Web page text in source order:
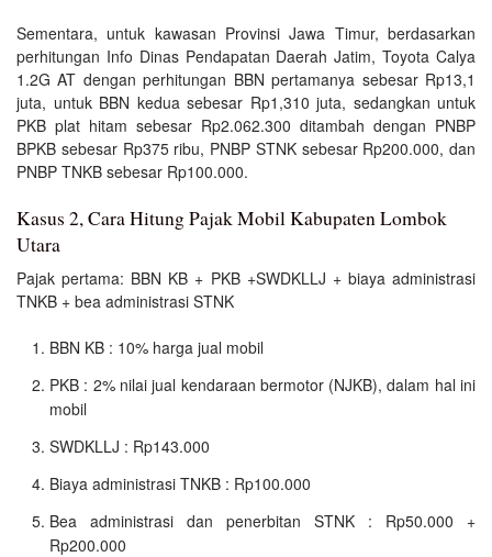
Sementara, untuk kawasan Provinsi Jawa Timur, berdasarkan
perhitungan Info Dinas Pendapatan Daerah Jatim, Toyota Calya
1.2G AT dengan perhitungan BBN pertamanya sebesar Rp13,1
juta, untuk BBN kedua sebesar Rp1,310 juta, sedangkan untuk
PKB plat hitam sebesar Rp2.062.300 ditambah dengan PNBP
BPKB sebesar Rp375 ribu, PNBP STNK sebesar Rp200.000, dan
PNBP TNKB sebesar Rp100.000.
Kasus 2, Cara Hitung Pajak Mobil Kabupaten Lombok
Utara
Pajak pertama: BBN KB + PKB +SWDKLLJ + biaya administrasi
TNKB + bea administrasi STNK
BBN KB : 10% harga jual mobil
PKB : 2% nilai jual kendaraan bermotor (NJKB), dalam hal ini
mobil
SWDKLLJ : Rp143.000
Biaya administrasi TNKB : Rp100.000
Bea administrasi dan penerbitan STNK : Rp50.000 +
Rp200.000